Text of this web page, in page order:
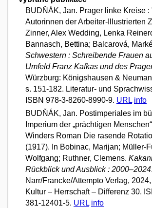
BUDŇÁK, Jan. Prager linke Kreise
Autorinnen der Arbeiter-Illustrierten
Zinner, Alex Wedding, Lenka
Bannasch, Bettina; Balcarová,
Schwestern : Schreibende Frauen
Umfeld Franz Kafkas und des
Würzburg: Königshausen &
s. 151-182. Literatur- und
ISBN 978-3-8260-8990-9. URL info
BUDŇÁK, Jan. Postimperiales im
Imperium der „prächtigen
Winders Roman Die rasende
(1917). In Bobinac, Marijan; Müller-
Wolfgang; Ruthner, Clemens.
Rückblick und Ausblick : 2000–2024
Narr/Francke/Attempto Verlag,
Kultur – Herrschaft – Differenz 30.
381-12401-5. URL info